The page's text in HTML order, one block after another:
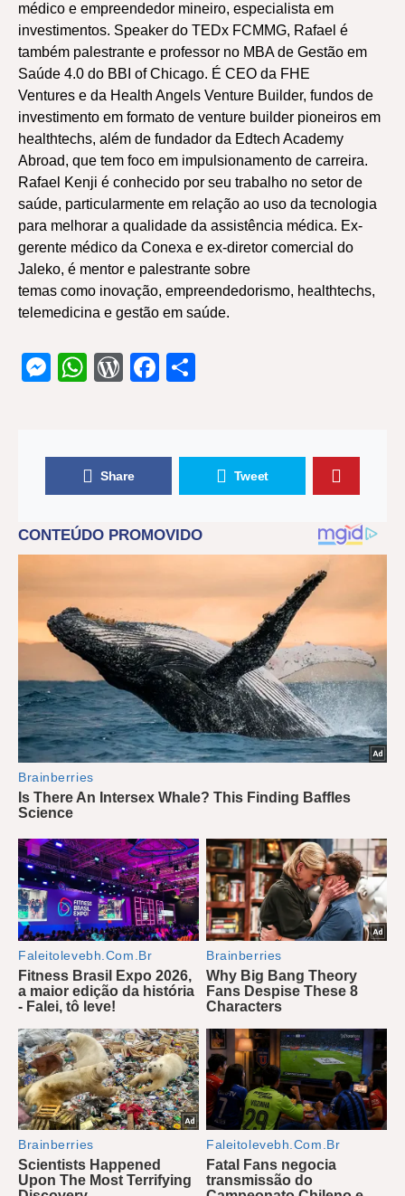
médico e empreendedor mineiro, especialista em
investimentos. Speaker do TEDx FCMMG, Rafael é
também palestrante e professor no MBA de Gestão em
Saúde 4.0 do BBI of Chicago. É CEO da FHE
Ventures e da Health Angels Venture Builder, fundos de
investimento em formato de venture builder pioneiros em
healthtechs, além de fundador da Edtech Academy
Abroad, que tem foco em impulsionamento de carreira.
Rafael Kenji é conhecido por seu trabalho no setor de
saúde, particularmente em relação ao uso da tecnologia
para melhorar a qualidade da assistência médica. Ex-
gerente médico da Conexa e ex-diretor comercial do
Jaleko, é mentor e palestrante sobre
temas como inovação, empreendedorismo, healthtechs,
telemedicina e gestão em saúde.
Messenger
WhatsApp
WordPress
Facebook
Share Tweet